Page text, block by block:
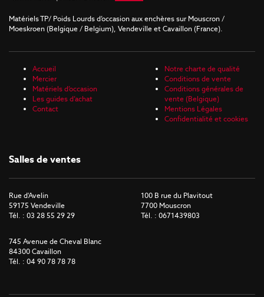
Matériels TP/ Poids Lourds d’occasion aux enchères sur Mouscron /
Moeskroen (Belgique / Belgium), Vendeville et Cavaillon (France).
Accueil
Mercier
Matériels d’occasion
Les guides d’achat
Contact
Notre charte de qualité
Conditions de vente
Conditions générales de
vente (Belgique)
Mentions Légales
Confidentialité et cookies
Salles de ventes
Rue d'Avelin
59175 Vendeville
Tél. : 03 28 55 29 29
100 B rue du Plavitout
7700 Mouscron
Tél. : 0671439803
745 Avenue de Cheval Blanc
84300 Cavaillon
Tél. : 04 90 78 78 78